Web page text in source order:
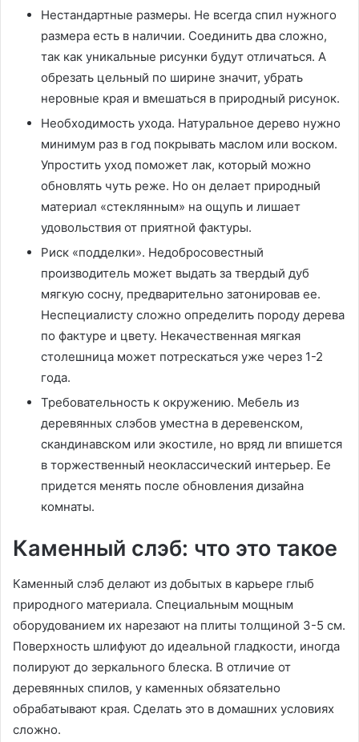
Нестандартные размеры. Не всегда спил нужного
размера есть в наличии. Соединить два сложно,
так как уникальные рисунки будут отличаться. А
обрезать цельный по ширине значит, убрать
неровные края и вмешаться в природный рисунок.
Необходимость ухода. Натуральное дерево нужно
минимум раз в год покрывать маслом или воском.
Упростить уход поможет лак, который можно
обновлять чуть реже. Но он делает природный
материал «стеклянным» на ощупь и лишает
удовольствия от приятной фактуры.
Риск «подделки». Недобросовестный
производитель может выдать за твердый дуб
мягкую сосну, предварительно затонировав ее.
Неспециалисту сложно определить породу дерева
по фактуре и цвету. Некачественная мягкая
столешница может потрескаться уже через 1-2
года.
Требовательность к окружению. Мебель из
деревянных слэбов уместна в деревенском,
скандинавском или экостиле, но вряд ли впишется
в торжественный неоклассический интерьер. Ее
придется менять после обновления дизайна
комнаты.
Каменный слэб: что это такое
Каменный слэб делают из добытых в карьере глыб
природного материала. Специальным мощным
оборудованием их нарезают на плиты толщиной 3-5 см.
Поверхность шлифуют до идеальной гладкости, иногда
полируют до зеркального блеска. В отличие от
деревянных спилов, у каменных обязательно
обрабатывают края. Сделать это в домашних условиях
сложно.